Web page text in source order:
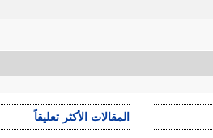
المقالات الأكثر تعليقاً